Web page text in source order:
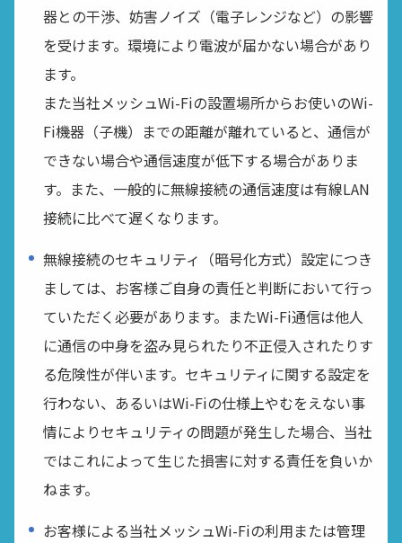
器との干渉、妨害ノイズ（電子レンジなど）の影響
を受けます。環境により電波が届かない場合があり
ます。
また当社メッシュWi-Fiの設置場所からお使いのWi-
Fi機器（子機）までの距離が離れていると、通信が
できない場合や通信速度が低下する場合がありま
す。また、一般的に無線接続の通信速度は有線LAN
接続に比べて遅くなります。
無線接続のセキュリティ（暗号化方式）設定につき
ましては、お客様ご自身の責任と判断において行っ
ていただく必要があります。またWi-Fi通信は他人
に通信の中身を盗み見られたり不正侵入されたりす
る危険性が伴います。セキュリティに関する設定を
行わない、あるいはWi-Fiの仕様上やむをえない事
情によりセキュリティの問題が発生した場合、当社
ではこれによって生じた損害に対する責任を負いか
ねます。
お客様による当社メッシュWi-Fiの利用または管理